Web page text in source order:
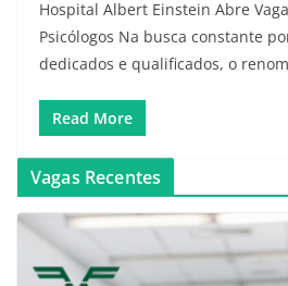
Hospital Albert Einstein Abre
Psicólogos Na busca constante
dedicados e qualificados, o
Read More
Vagas Recentes